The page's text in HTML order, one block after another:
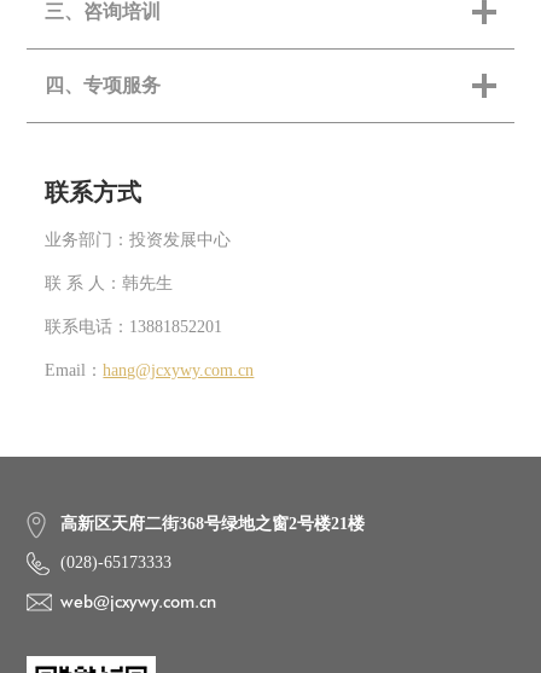
三、咨询培训
四、专项服务
联系方式
业务部门：投资发展中心
联 系 人：韩先生
联系电话：13881852201
Email：hang@jcxywy.com.cn
高新区天府二街368号绿地之窗2号楼21楼
(028)-65173333
web@jcxywy.com.cn